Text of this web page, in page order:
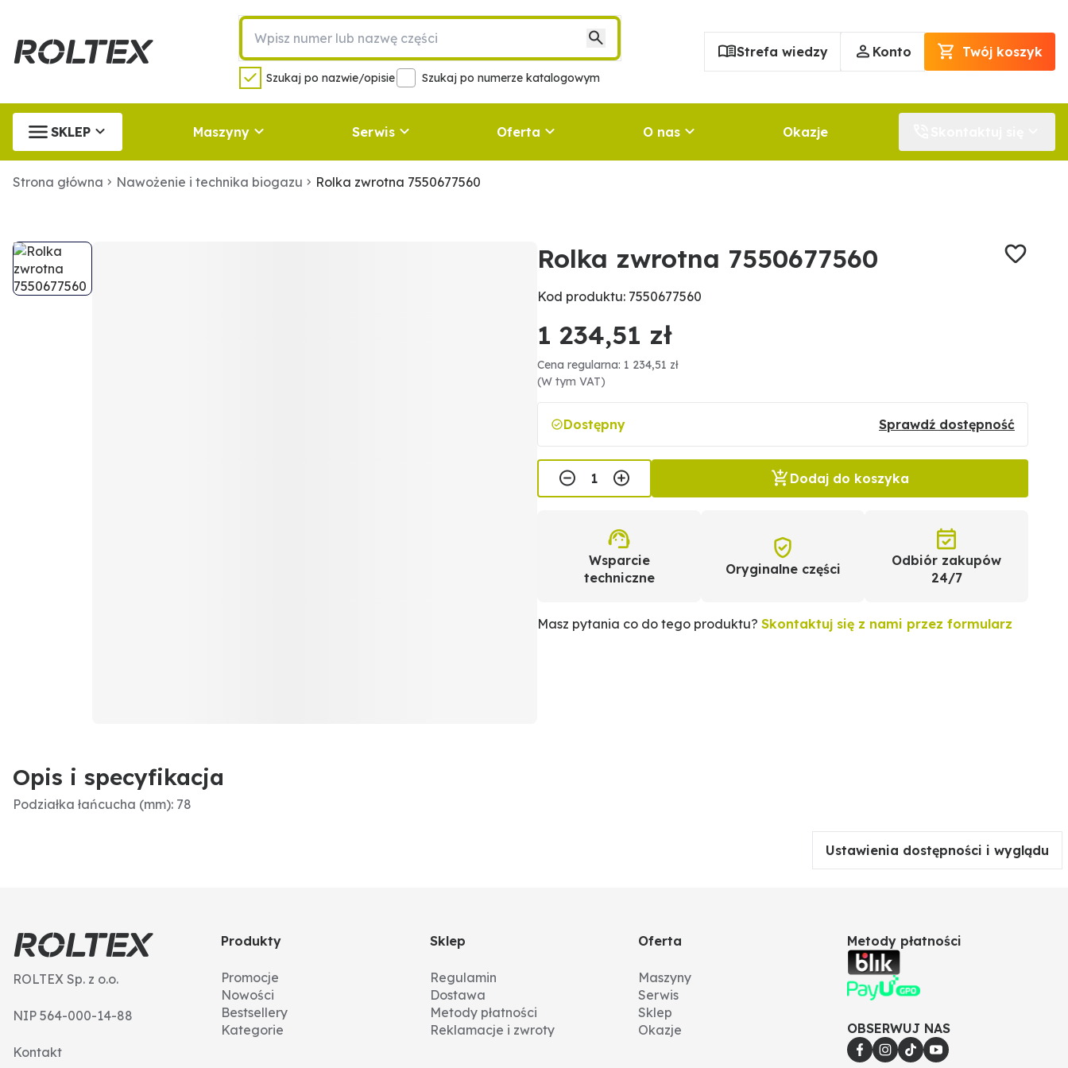
Szukaj po nazwie/opisie Szukaj po numerze katalogowym
Strefa wiedzy Konto Twój koszyk
SKLEP Maszyny Serwis Oferta O nas Okazje
Strona główna Nawożenie i technika biogazu Rolka zwrotna 7550677560
Rolka zwrotna 7550677560
Kod produktu: 7550677560
1 234,51 zł
Cena regularna: 1 234,51 zł
(W tym VAT)
Dostępny Sprawdź dostępność
Dodaj do koszyka
Wsparcie
techniczne
Oryginalne części
Odbiór zakupów
24/7
Masz pytania co do tego produktu? Skontaktuj się z nami przez formularz
Opis i specyfikacja
Podziałka łańcucha (mm): 78
Ustawienia dostępności i wyglądu
ROLTEX Sp. z o.o.
NIP 564-000-14-88
Kontakt
Produkty
Promocje
Nowości
Bestsellery
Kategorie
Sklep
Regulamin
Dostawa
Metody płatności
Reklamacje i zwroty
Oferta
Maszyny
Serwis
Sklep
Okazje
Metody płatności
OBSERWUJ NAS